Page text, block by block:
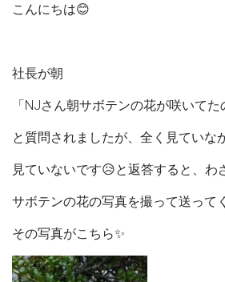
こんにちは😊
社長が朝
「NJさん朝サボテンの花が咲いてた
と質問されましたが、全く見ていな
見ていないです😥と返答すると、わ
サボテンの花の写真を撮って送って
その写真がこちら✨